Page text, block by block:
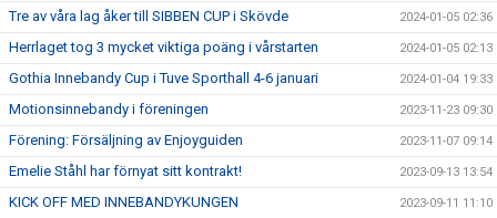
Tre av våra lag åker till SIBBEN CUP i Skövde 2024-01-05 02:36
Herrlaget tog 3 mycket viktiga poäng i vårstarten 2024-01-05 02:13
Gothia Innebandy Cup i Tuve Sporthall 4-6 januari 2024-01-04 19:33
Motionsinnebandy i föreningen 2023-11-23 09:30
Förening: Försäljning av Enjoyguiden 2023-11-07 09:14
Emelie Ståhl har förnyat sitt kontrakt! 2023-09-13 13:54
KICK OFF MED INNEBANDYKUNGEN 2023-09-11 11:10